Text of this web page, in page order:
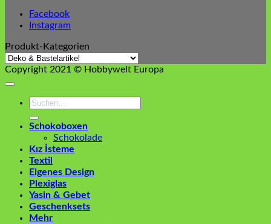
Facebook
Instagram
Produkt-Kategorien
Copyright 2021 © Hobbywelt Europa
Suchen
Schokoboxen
Schokolade
Kız İsteme
Textil
Eigenes Design
Plexiglas
Yasin & Gebet
Geschenksets
Mehr